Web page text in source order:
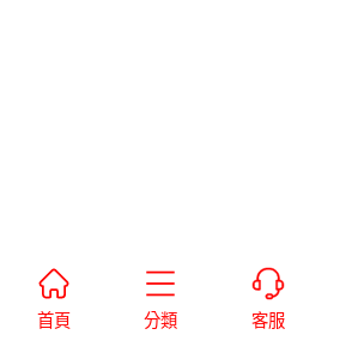
首頁 分類 客服